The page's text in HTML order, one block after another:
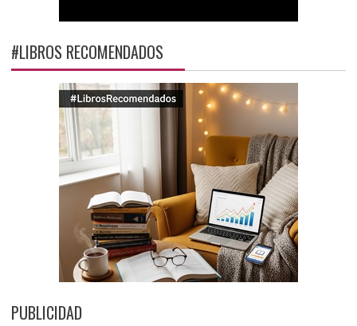
#LIBROS RECOMENDADOS
PUBLICIDAD